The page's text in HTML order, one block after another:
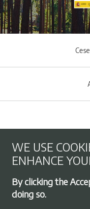
Footer menu
WE USE
ENHANCE
By clicking the
doing so.